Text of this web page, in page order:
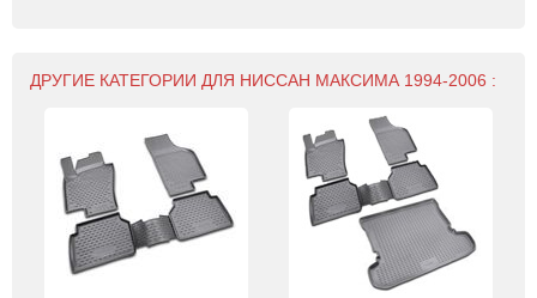
ДРУГИЕ КАТЕГОРИИ ДЛЯ НИССАН МАКСИМА 1994-2006 :